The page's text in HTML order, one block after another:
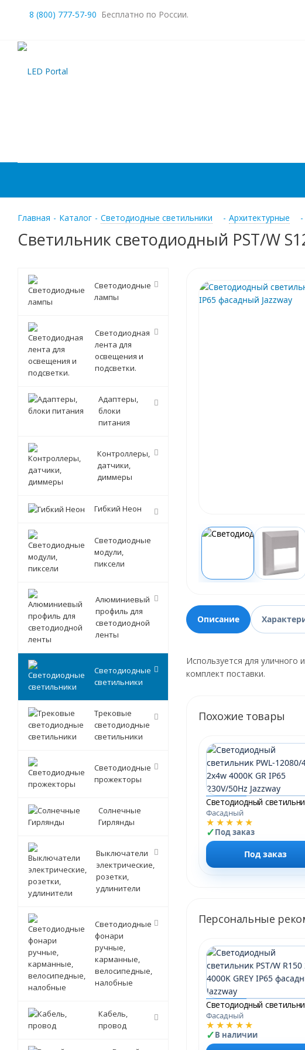
8 (800) 777-57-90 Бесплатно по России.
Главная - Каталог - Светодиодные светильники - Архитектурные -
Светильник светодиодный PST/W
Описание
Используется для уличного
комплект поставки.
Похожие товары
Фасадный
★★★★★
Под заказ
Под заказ
Персональные
Фасадный
★★★★★
В наличии
Светодиодные
лампы
Светодиодная
лента для
освещения и
подсветки.
Адаптеры,
блоки
питания
Контроллеры,
датчики,
диммеры
Гибкий Неон
Светодиодные
модули,
пиксели
Алюминиевый
профиль для
светодиодной
ленты
Светодиодные
светильники
Трековые
светодиодные
светильники
Светодиодные
прожекторы
Солнечные
Гирлянды
Выключатели
электрические,
розетки,
удлинители
Светодиодные
фонари
ручные,
карманные,
велосипедные,
налобные
Кабель,
провод